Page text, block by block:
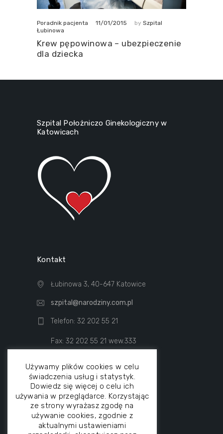
Poradnik pacjenta 11/01/2015 by Szpital
Łubinowa
Krew pępowinowa – ubezpieczenie
dla dziecka
Szpital Położniczo Ginekologiczny w
Katowicach
Kontakt
Łubinowa 3, 40-647 Katowice
szpital@narodziny.com.pl
Telefon: 32 202 55 21
Fax: 32 202 55 21 wew.333
Używamy plików cookies w celu
świadczenia usług i statystyk.
Dowiedz się więcej o celu ich
używania w przeglądarce. Korzystając
ze strony wyrażasz zgodę na
używanie cookies, zgodnie z
aktualnymi ustawieniami